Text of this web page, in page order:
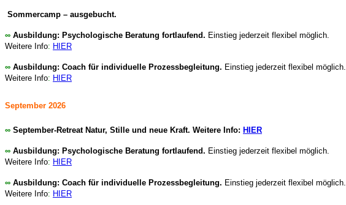
Sommercamp – ausgebucht.
∞ Ausbildung: Psychologische Beratung fortlaufend. Einstieg jederzeit flexibel möglich.
Weitere Info: HIER
∞ Ausbildung: Coach für individuelle Prozessbegleitung. Einstieg jederzeit flexibel möglich.
Weitere Info: HIER
September 2026
∞ September-Retreat Natur, Stille und neue Kraft. Weitere Info: HIER
∞ Ausbildung: Psychologische Beratung fortlaufend. Einstieg jederzeit flexibel möglich.
Weitere Info: HIER
∞ Ausbildung: Coach für individuelle Prozessbegleitung. Einstieg jederzeit flexibel möglich.
Weitere Info: HIER